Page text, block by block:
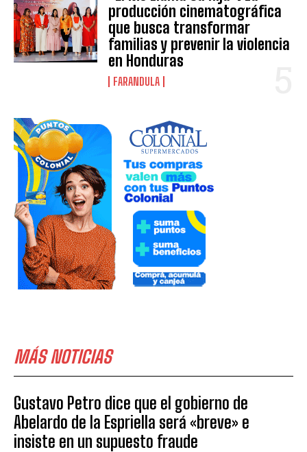
producción cinematográfica
que busca transformar
familias y prevenir la violencia
en Honduras
FARANDULA
MÁS NOTICIAS
Gustavo Petro dice que el gobierno de
Abelardo de la Espriella será «breve» e
insiste en un supuesto fraude